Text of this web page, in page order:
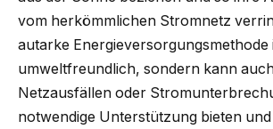
vom herkömmlichen Stromnetz
autarke
umweltfreundlich, sondern kann
Netzausfällen oder
notwendige Unterstützung bieten und